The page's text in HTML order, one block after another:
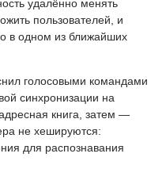
удалённо менять
пользователей, и
в одном из ближайших
голосовыми командами
синхронизации на
книга, затем —
не хешируются:
для распознавания